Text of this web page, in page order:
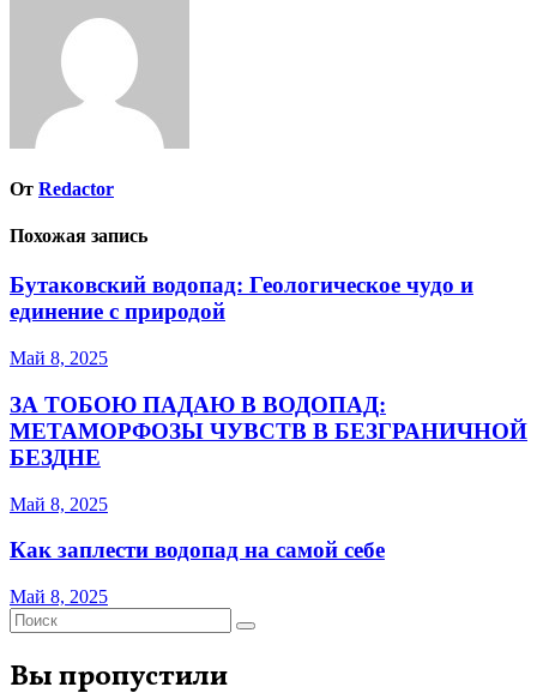
От Redactor
Похожая запись
Бутаковский водопад: Геологическое чудо и
единение с природой
Май 8, 2025
ЗА ТОБОЮ ПАДАЮ В ВОДОПАД:
МЕТАМОРФОЗЫ ЧУВСТВ В БЕЗГРАНИЧНОЙ
БЕЗДНЕ
Май 8, 2025
Как заплести водопад на самой себе
Май 8, 2025
Вы пропустили